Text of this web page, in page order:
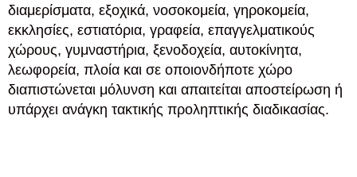
διαμερίσματα, εξοχικά, νοσοκομεία, γηροκομεία,
εκκλησίες, εστιατόρια, γραφεία, επαγγελματικούς
χώρους, γυμναστήρια, ξενοδοχεία, αυτοκίνητα,
λεωφορεία, πλοία και σε οποιονδήποτε χώρο
διαπιστώνεται μόλυνση και απαιτείται αποστείρωση ή
υπάρχει ανάγκη τακτικής προληπτικής διαδικασίας.